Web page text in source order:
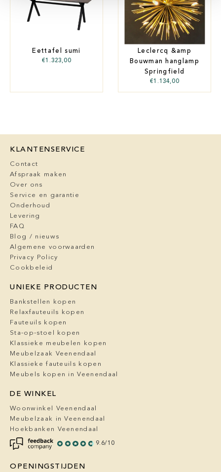
Eettafel sumi
€1.323,00
Leclercq &amp
Bouwman hanglamp
Springfield
€1.134,00
KLANTENSERVICE
Contact
Afspraak maken
Over ons
Service en garantie
Onderhoud
Levering
FAQ
Blog / nieuws
Algemene voorwaarden
Privacy Policy
Cookbeleid
UNIEKE PRODUCTEN
Bankstellen kopen
Relaxfauteuils kopen
Fauteuils kopen
Sta-op-stoel kopen
Klassieke meubelen kopen
Meubelzaak Veenendaal
Klassieke fauteuils kopen
Meubels kopen in Veenendaal
DE WINKEL
Woonwinkel Veenendaal
Meubelzaak in Veenendaal
Hoekbanken Veenendaal
9.6/10
OPENINGSTIJDEN